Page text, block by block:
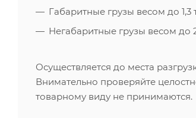
Габаритные грузы весом до 1,3
Негабаритные грузы весом до
Осуществляется до места
Внимательно проверяйте
товарному виду не принимаются.